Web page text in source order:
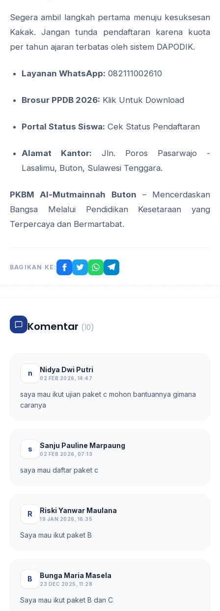
Segera ambil langkah pertama menuju kesuksesan
Kakak. Jangan tunda pendaftaran karena kuota
per tahun ajaran terbatas oleh sistem DAPODIK.
Layanan WhatsApp: 082111002610
Brosur PPDB 2026: Klik Untuk Download
Portal Status Siswa: Cek Status Pendaftaran
Alamat Kantor: Jln. Poros Pasarwajo -
Lasalimu, Buton, Sulawesi Tenggara.
PKBM Al-Mutmainnah Buton – Mencerdaskan
Bangsa Melalui Pendidikan Kesetaraan yang
Terpercaya dan Bermartabat.
BAGIKAN KE:
Komentar (10)
n Nidya Dwi Putri
02 FEB 2026, 14:47
saya mau ikut ujian paket c mohon bantuannya gimana
caranya
s Sanju Pauline Marpaung
02 FEB 2026, 07:13
saya mau daftar paket c
R Riski Yanwar Maulana
19 JAN 2026, 16:35
Saya mau ikut paket B
B Bunga Maria Masela
23 DEC 2025, 11:28
Saya mau ikut paket B dan C